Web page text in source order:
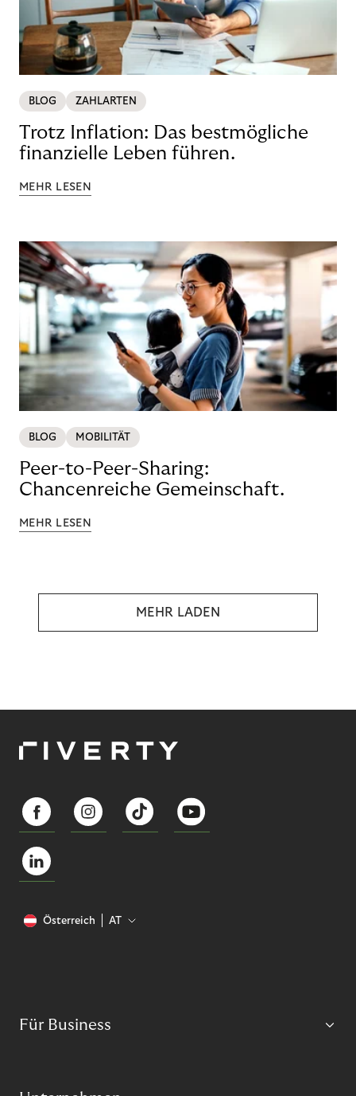
BLOG ZAHLARTEN
Trotz Inflation: Das bestmögliche
finanzielle Leben führen.
MEHR LESEN
BLOG MOBILITÄT
Peer-to-Peer-Sharing:
Chancenreiche Gemeinschaft.
MEHR LESEN
MEHR LADEN
Österreich AT
Für Business